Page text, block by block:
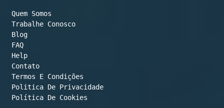
Quem Somos
Trabalhe Conosco
Blog
FAQ
Help
Contato
Termos E Condições
Política De Cookies